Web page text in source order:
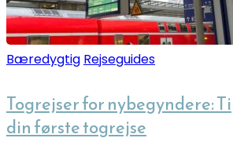
Bæredygtig Rejseguides
Togrejser for nybegyndere:
din første togrejse